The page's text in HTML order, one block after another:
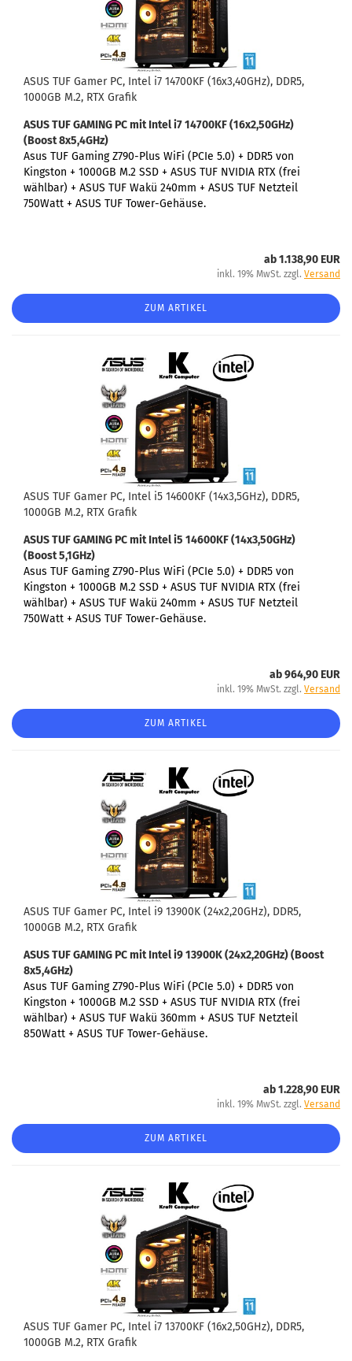
ASUS TUF Gamer PC, Intel i7 14700KF (16x3,40GHz), DDR5,
1000GB M.2, RTX Grafik
ASUS TUF GAMING PCmit Intel i7 14700KF (16x2,50GHz)
(Boost 8x5,4GHz)
Asus TUF Gaming Z790-Plus WiFi (PCIe 5.0) + DDR5 von
Kingston + 1000GB M.2 SSD + ASUS TUF NVIDIA RTX (frei
wählbar) + ASUS TUF Wakü 240mm + ASUS TUF Netzteil
750Watt + ASUS TUF Tower-Gehäuse.
ab 1.138,90 EUR
inkl. 19% MwSt. zzgl. Versand
ZUM ARTIKEL
ASUS TUF Gamer PC, Intel i5 14600KF (14x3,5GHz), DDR5,
1000GB M.2, RTX Grafik
ASUS TUF GAMING PCmit Intel i5 14600KF (14x3,50GHz)
(Boost 5,1GHz)
Asus TUF Gaming Z790-Plus WiFi (PCIe 5.0) + DDR5 von
Kingston + 1000GB M.2 SSD + ASUS TUF NVIDIA RTX (frei
wählbar) + ASUS TUF Wakü 240mm + ASUS TUF Netzteil
750Watt + ASUS TUF Tower-Gehäuse.
ab 964,90 EUR
inkl. 19% MwSt. zzgl. Versand
ZUM ARTIKEL
ASUS TUF Gamer PC, Intel i9 13900K (24x2,20GHz), DDR5,
1000GB M.2, RTX Grafik
ASUS TUF GAMING PCmit Intel i9 13900K (24x2,20GHz) (Boost
8x5,4GHz)
Asus TUF Gaming Z790-Plus WiFi (PCIe 5.0) + DDR5 von
Kingston + 1000GB M.2 SSD + ASUS TUF NVIDIA RTX (frei
wählbar) + ASUS TUF Wakü 360mm + ASUS TUF Netzteil
850Watt + ASUS TUF Tower-Gehäuse.
ab 1.228,90 EUR
inkl. 19% MwSt. zzgl. Versand
ZUM ARTIKEL
ASUS TUF Gamer PC, Intel i7 13700KF (16x2,50GHz), DDR5,
1000GB M.2, RTX Grafik